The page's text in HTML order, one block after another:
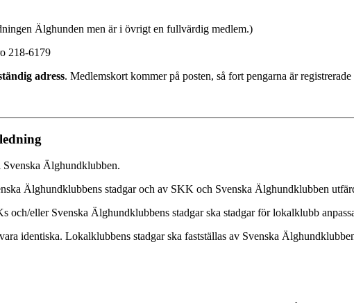
Älghunden men är i övrigt en fullvärdig medlem.)
218-6179
adress. Medlemskort kommer på posten, så fort pengarna är
Älghundklubben.
Älghundklubbens stadgar och av SKK och Svenska Älghundklubben
eller Svenska Älghundklubbens stadgar ska stadgar för lokalklubb
identiska. Lokalklubbens stadgar ska fastställas av Svenska